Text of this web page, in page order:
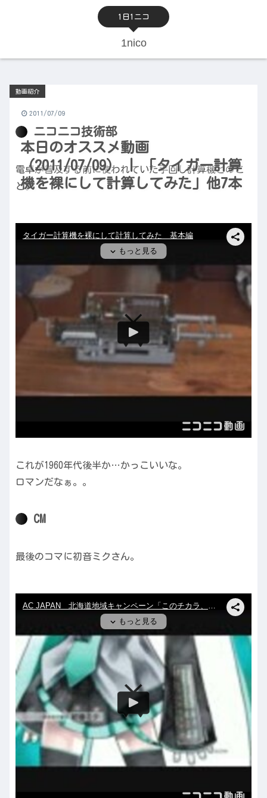
1日1ニコ
1nico
本日のオススメ動画
（2011/07/09） | 「タイガー計算
機を裸にして計算してみた」他7本
動画紹介
2011/07/09
ニコニコ技術部
電卓が普及する前に使われていた手回し計算機とのこ
と。
これが1960年代後半か…かっこいいな。
ロマンだなぁ。。
CM
最後のコマに初音ミクさん。